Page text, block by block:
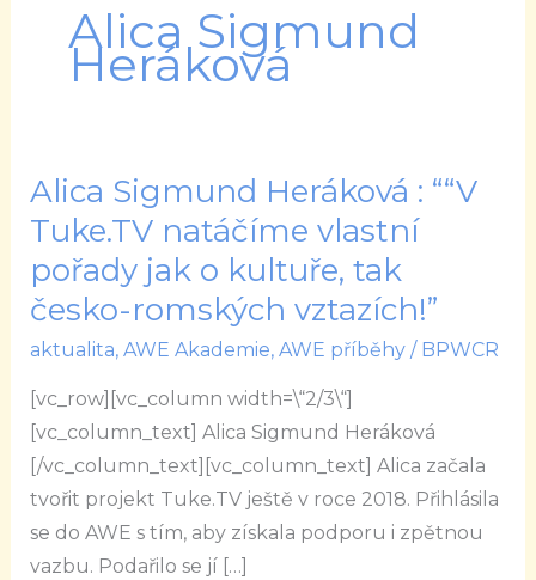
Alica Sigmund
Heráková
Alica Sigmund Heráková : ““V
Tuke.TV natáčíme vlastní
pořady jak o kultuře, tak
česko-romských vztazích!”
aktualita, AWE Akademie, AWE příběhy/ BPWCR
[vc_row][vc_column width=\“2/3\“]
[vc_column_text] Alica Sigmund Heráková
[/vc_column_text][vc_column_text] Alica začala
tvořit projekt Tuke.TV ještě v roce 2018. Přihlásila
se do AWE s tím, aby získala podporu i zpětnou
vazbu. Podařilo se jí […]
Alica
Sigmund
Heráková
““V
Tuke.TV
natáčíme
vlastní
pořady
jak
kultuře,